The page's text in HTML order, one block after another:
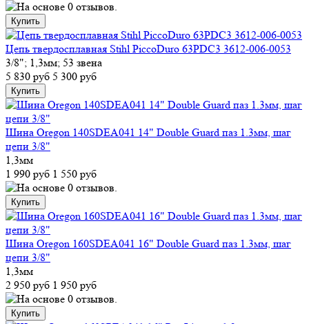
Цепь твердосплавная Stihl PiccoDuro 63PDC3 3612-006-0053
3/8"; 1,3мм; 53 звена
5 830 руб 5 300 руб
Шина Oregon 140SDEA041 14" Double Guard паз 1.3мм, шаг
цепи 3/8"
1,3мм
1 990 руб 1 550 руб
Шина Oregon 160SDEA041 16" Double Guard паз 1.3мм, шаг
цепи 3/8"
1,3мм
2 950 руб 1 950 руб